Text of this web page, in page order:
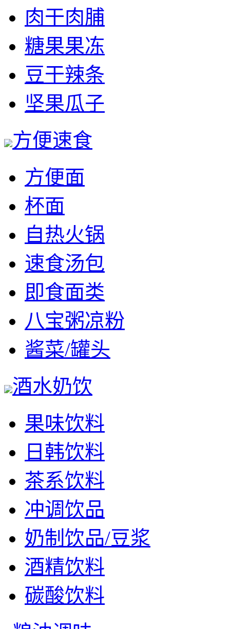
肉干肉脯
糖果果冻
豆干辣条
坚果瓜子
方便速食
方便面
杯面
自热火锅
速食汤包
即食面类
八宝粥凉粉
酱菜/罐头
酒水奶饮
果味饮料
日韩饮料
茶系饮料
冲调饮品
奶制饮品/豆浆
酒精饮料
碳酸饮料